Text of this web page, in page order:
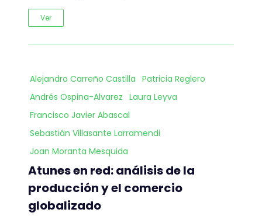
Ver
Alejandro Carreño Castilla Patricia Reglero
Andrés Ospina-Alvarez Laura Leyva
Francisco Javier Abascal
Sebastián Villasante Larramendi
Joan Moranta Mesquida
Atunes en red: análisis de la
producción y el comercio
globalizado